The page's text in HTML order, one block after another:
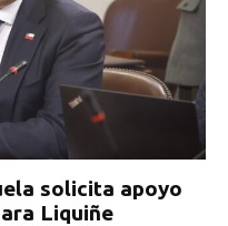
solicita apoyo
Liquiñe